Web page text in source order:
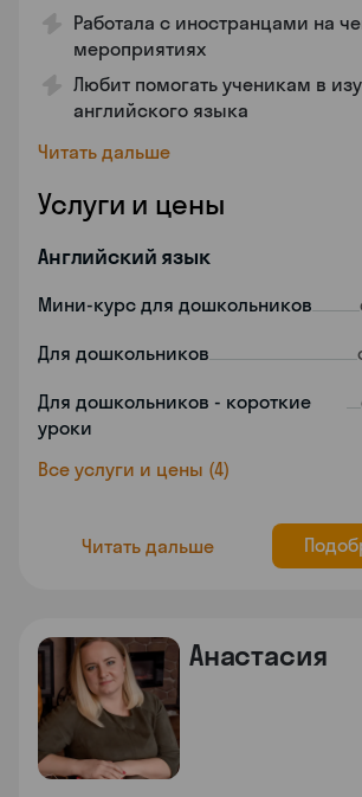
Работала с иностранцами на
мероприятиях
Любит помогать ученикам в
английского языка
Читать дальше
Услуги и цены
Английский язык
Мини-курс для дошкольников
Для дошкольников
Для дошкольников - короткие
уроки
Все услуги и цены (4)
Читать дальше
Анастасия